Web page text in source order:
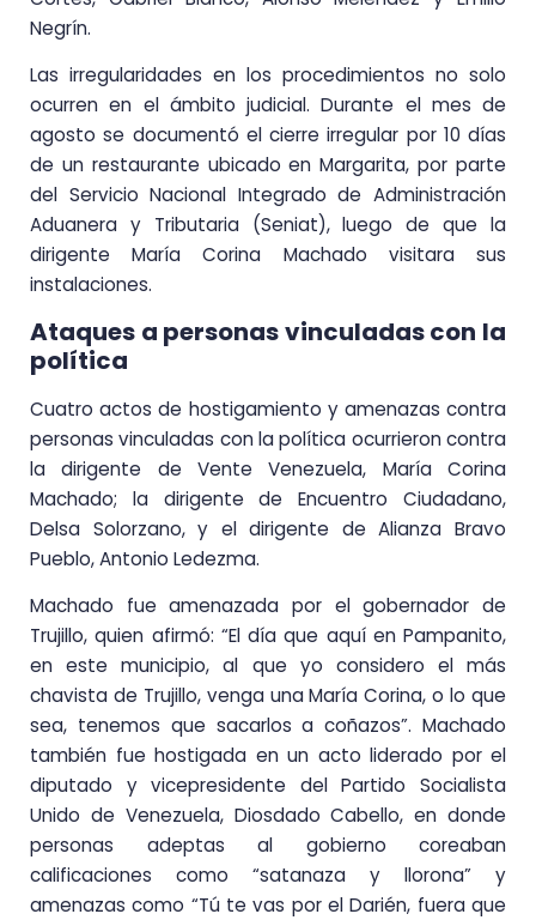
Negrín.
Las irregularidades en los procedimientos no solo
ocurren en el ámbito judicial. Durante el mes de
agosto se documentó el cierre irregular por 10 días
de un restaurante ubicado en Margarita, por parte
del Servicio Nacional Integrado de Administración
Aduanera y Tributaria (Seniat), luego de que la
dirigente María Corina Machado visitara sus
instalaciones.
Ataques a personas vinculadas con la
política
Cuatro actos de hostigamiento y amenazas contra
personas vinculadas con la política ocurrieron contra
la dirigente de Vente Venezuela, María Corina
Machado; la dirigente de Encuentro Ciudadano,
Delsa Solorzano, y el dirigente de Alianza Bravo
Pueblo, Antonio Ledezma.
Machado fue amenazada por el gobernador de
Trujillo, quien afirmó: “El día que aquí en Pampanito,
en este municipio, al que yo considero el más
chavista de Trujillo, venga una María Corina, o lo que
sea, tenemos que sacarlos a coñazos”. Machado
también fue hostigada en un acto liderado por el
diputado y vicepresidente del Partido Socialista
Unido de Venezuela, Diosdado Cabello, en donde
personas adeptas al gobierno coreaban
calificaciones como “satanaza y llorona” y
amenazas como “Tú te vas por el Darién, fuera que